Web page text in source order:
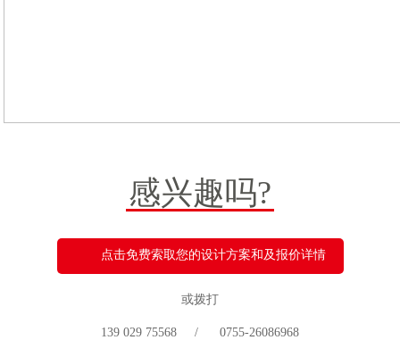
感兴趣吗?
点击免费索取您的设计方案和及报价详情
或拨打
139 029 75568 / 0755-26086968